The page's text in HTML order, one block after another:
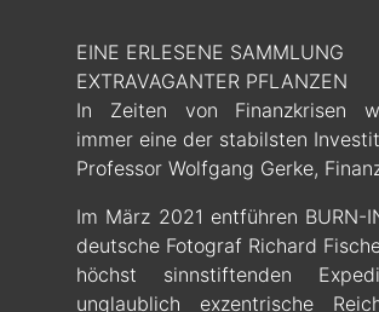
EINE ERLESENE SAMMLUNG
EXTRAVAGANTER PFLANZEN
In Zeiten von Finanzkrisen
immer eine der stabilsten
Professor Wolfgang Gerke,
Im März 2021 entführen BURN-
deutsche Fotograf Richard
höchst sinnstiftenden
unglaublich exzentrische